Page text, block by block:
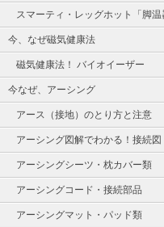
スマーティ・レッグホット「脚温
今、なぜ磁気健康法
磁気健康法！ バイオイーザー
今なぜ、アーシング
アース（接地）のとり方と注意
アーシング図解でわかる！接続図
アーシングシーツ・枕カバー類
アーシングコード・接続部品
アーシングマット・パッド類